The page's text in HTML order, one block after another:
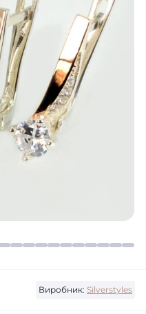
Виробник: Silverstyles